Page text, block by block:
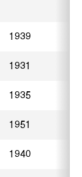
1939
1931
1935
1951
1940